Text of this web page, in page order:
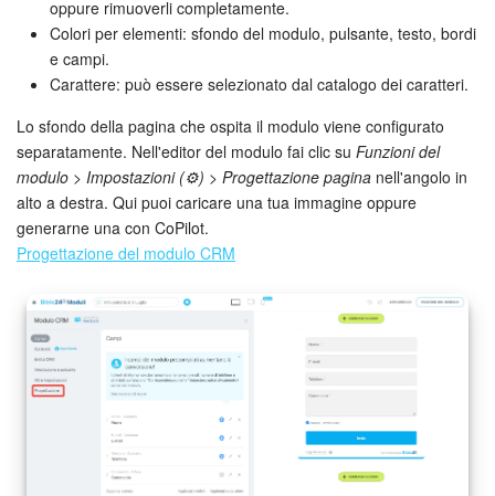
oppure rimuoverli completamente.
Colori per elementi: sfondo del modulo, pulsante, testo, bordi
e campi.
Carattere: può essere selezionato dal catalogo dei caratteri.
Lo sfondo della pagina che ospita il modulo viene configurato
separatamente. Nell'editor del modulo fai clic su Funzioni del
modulo > Impostazioni (⚙️) > Progettazione pagina nell'angolo in
alto a destra. Qui puoi caricare una tua immagine oppure
generarne una con CoPilot.
Progettazione del modulo CRM